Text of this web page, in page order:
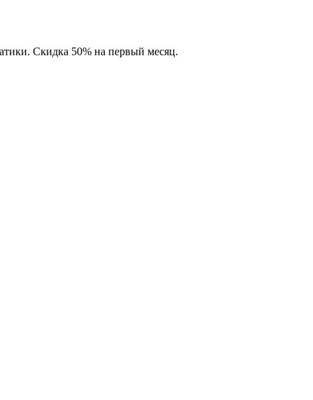
Скидка 50% на первый месяц.